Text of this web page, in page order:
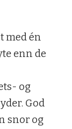
med én
enn de
og
God
snor og